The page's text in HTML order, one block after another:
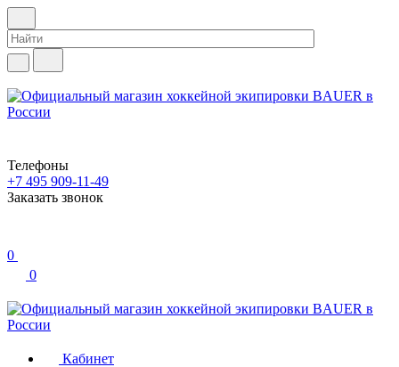
Телефоны
+7 495 909-11-49
Заказать звонок
0
0
Кабинет